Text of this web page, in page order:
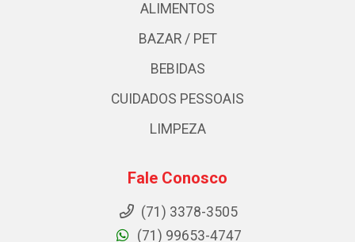
ALIMENTOS
BAZAR / PET
BEBIDAS
CUIDADOS PESSOAIS
LIMPEZA
Fale Conosco
(71) 3378-3505
(71) 99653-4747